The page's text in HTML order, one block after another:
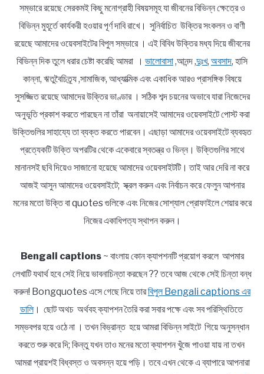
সম্ভারে রয়েছে সেরকমই কিছু মনোগ্রাহী বিষয়সমূহ যা জীবনের বিভিন্ন ক্ষেত্রে ও
বিভিন্ন মুহূর্তে কার্যকরী হওয়ার পূর্ণ দাবি রাখে। সুনির্বাচিত উক্তির সংকলন ও বাণী
রয়েছে আমাদের ওয়েবসাইটের বিপুল সম্ভারে । এই বিবিধ উক্তির মধ্য দিয়ে জীবনের
বিভিন্ন দিক তুলে ধরার চেষ্টা করেছি আমরা । ভালোবাসা,আনন্দ ,দুঃখ, অবসাদ, হাসি
কান্না, ঋতুবৈচিত্র্য ,সামাজিক, আধ্যাত্মিক এবং একাধিক আরও প্রাসঙ্গিক বিষয়ে
সুসজ্জিত রয়েছে আমাদের উক্তির ভাণ্ডার । সঠিক শব্দ চয়নের অভাবে যারা নিজেদের
অনুভূতি প্রকাশ করতে পারছেন না তাঁরা অনায়াসেই আমাদের ওয়েবসাইটে পোস্ট করা
উক্তিগুলির সাহায্যে তা ব্যক্ত করতে পারবেন। এছাড়া আমাদের ওয়েবসাইটে ব্যবহৃত
প্রত্যেকটি উক্তি অপরটির থেকে একেবারে স্বতন্ত্র ও ভিন্ন। উক্তিগুলির সাথে
মানানসই ছবি দিয়েও সাজানো হয়েছে আমাদের ওয়েবসাইটটি। তাই আর দেরি না করে
আজই আসুন আমাদের ওয়েবসাইটে; স্ক্রল করুন এবং নির্বাচন করে ফেলুন আপনার
মনের মতো উক্তি বা quotes গুলিকে এবং নিজের সোশ্যাল প্রোফাইলে শেয়ার করে
নিজের একাধিপত্য স্থাপন করুন।
Bengali captions~ বাংলায় কোন ক্যাপশনটি প্রয়োগ করলে আপমার
লেখাটি যথার্থ হবে সেই নিয়ে ভাবনাচিন্তা করছেন ?? তবে আজ থেকে সেই চিন্তা বন্ধ
করুন! Bongquotes এসে গেছে নিয়ে তারবিপুল Bengali captions এর
ডালি। ছোট অথচ অর্থবহ ক্যাপশন তৈরি করা সবার পক্ষে এবং সব পরিস্থিতিতে
সম্ভবপর হয়ে ওঠে না । তখন বিভ্রান্ত হয়ে আমরা বিভিন্ন সাইটে গিয়ে অনুসন্ধান
করতে শুরু করে দি; কিন্তু যখন তাও মনের মতো ক্যাপশন খুঁজে পাওয়া যায় না তখন
আমরা প্রায়শই বিধ্বস্ত ও অবসন্ন হয়ে পড়ি। তবে এখন থেকে এ ব্যাপারে আপনারা